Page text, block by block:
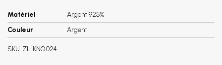
Matériel
Argent 925%
Couleur
Argent
SKU: ZIL.KNO.024